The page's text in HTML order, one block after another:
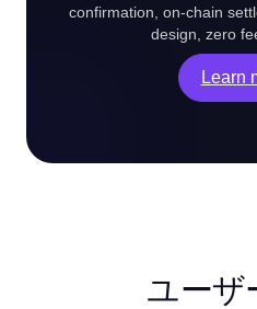
confirmation, on-chain
design, zero
Learn
ユーザ